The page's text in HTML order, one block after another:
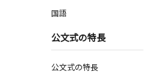
国語
公文式の特長
公文式の特長